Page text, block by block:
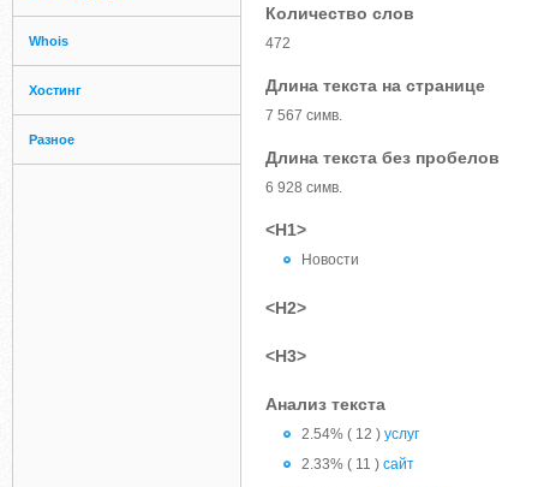
Whois
Хостинг
Разное
Количество слов
472
Длина текста на странице
7 567 симв.
Длина текста без пробелов
6 928 симв.
<H1>
Новости
<H2>
<H3>
Анализ текста
2.54% ( 12 ) услуг
2.33% ( 11 ) сайт